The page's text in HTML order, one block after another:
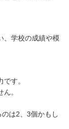
、学校の成績や模
す。
。
は2、3個かもし